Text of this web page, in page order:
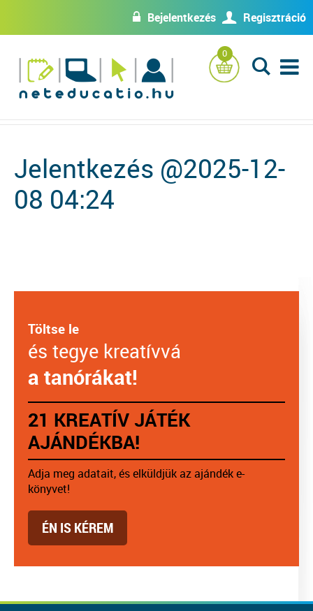
w Bejelentkezés U Regisztráció
0
L
Jelentkezés @2025-12-
08 04:24
Töltse le
és tegye kreatívvá
a tanórákat!
21 KREATÍV JÁTÉK
AJÁNDÉKBA!
Adja meg adatait, és elküldjük az ajándék e-
könyvet!
ÉN IS KÉREM